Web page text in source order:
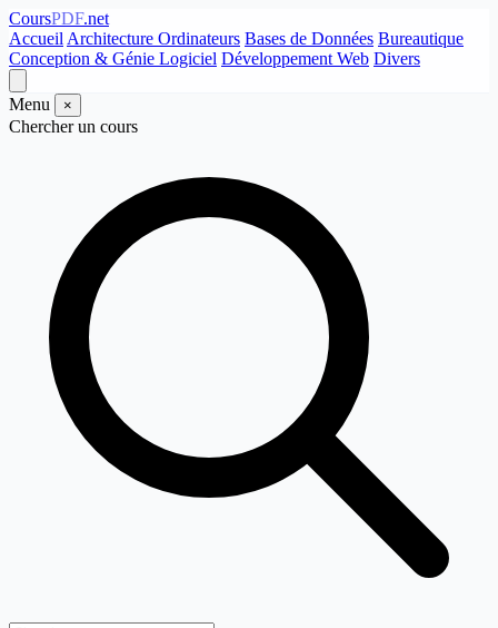
CoursPDF.net
Accueil Architecture Ordinateurs Bases de Données Bureautique
Conception & Génie Logiciel Développement Web Divers
Menu ×
Chercher un cours